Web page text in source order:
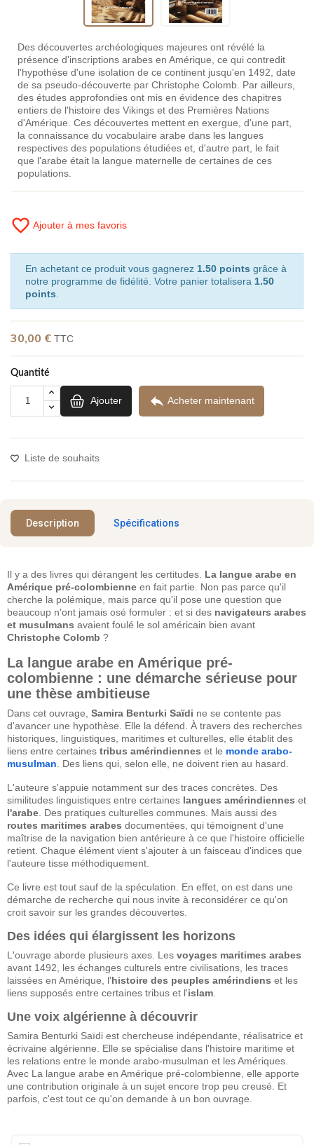
Des découvertes archéologiques majeures ont révélé la
présence d'inscriptions arabes en Amérique, ce qui contredit
l'hypothèse d'une isolation de ce continent jusqu'en 1492, date
de sa pseudo-découverte par Christophe Colomb. Par ailleurs,
des études approfondies ont mis en évidence des chapitres
entiers de l'histoire des Vikings et des Premières Nations
d'Amérique. Ces découvertes mettent en exergue, d'une part,
la connaissance du vocabulaire arabe dans les langues
respectives des populations étudiées et, d'autre part, le fait
que l'arabe était la langue maternelle de certaines de ces
populations.
favorite_border Ajouter à mes favoris
En achetant ce produit vous gagnerez 1.50 points grâce à
notre programme de fidélité. Votre panier totalisera 1.50
points
30,00 € TTC
Quantité
Ajouter  Acheter maintenant
Liste de souhaits
Description Spécifications
Il y a des livres qui dérangent les certitudes. La langue arabe en
Amérique pré-colombienne en fait partie. Non pas parce qu'il
cherche la polémique, mais parce qu'il pose une question que
beaucoup n'ont jamais osé formuler : et si des navigateurs arabes
et musulmans avaient foulé le sol américain bien avant
Christophe Colomb ?
La langue arabe en Amérique pré-
colombienne : une démarche sérieuse pour
une thèse ambitieuse
Dans cet ouvrage, Samira Benturki Saïdi ne se contente pas
d'avancer une hypothèse. Elle la défend. À travers des recherches
historiques, linguistiques, maritimes et culturelles, elle établit des
liens entre certaines tribus amérindiennes et le monde arabo-
musulman . Des liens qui, selon elle, ne doivent rien au hasard.
L'auteure s'appuie notamment sur des traces concrètes. Des
similitudes linguistiques entre certaines langues amérindiennes et
l'arabe . Des pratiques culturelles communes. Mais aussi des
routes maritimes arabes documentées, qui témoignent d'une
maîtrise de la navigation bien antérieure à ce que l'histoire officielle
retient. Chaque élément vient s'ajouter à un faisceau d'indices que
l'auteure tisse méthodiquement.
Ce livre est tout sauf de la spéculation. En effet, on est dans une
démarche de recherche qui nous invite à reconsidérer ce qu'on
croit savoir sur les grandes découvertes.
Des idées qui élargissent les horizons
L'ouvrage aborde plusieurs axes. Les voyages maritimes arabes
avant 1492, les échanges culturels entre civilisations, les traces
laissées en Amérique, l'histoire des peuples amérindiens et les
liens supposés entre certaines tribus et l'islam
Une voix algérienne à découvrir
Samira Benturki Saïdi est chercheuse indépendante, réalisatrice et
écrivaine algérienne. Elle se spécialise dans l'histoire maritime et
les relations entre le monde arabo-musulman et les Amériques.
Avec La langue arabe en Amérique pré-colombienne, elle apporte
une contribution originale à un sujet encore trop peu creusé. Et
parfois, c'est tout ce qu'on demande à un bon ouvrage.